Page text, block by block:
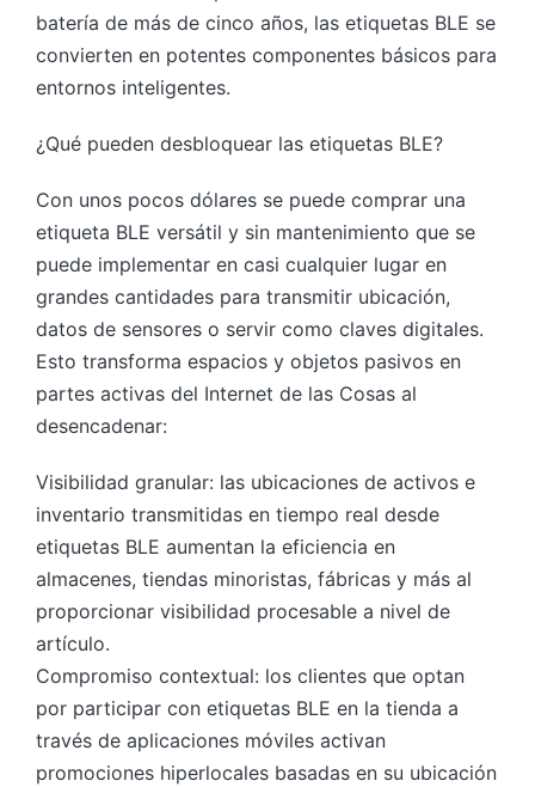
batería de más de cinco años, las etiquetas BLE se
convierten en potentes componentes básicos para
entornos inteligentes.
¿Qué pueden desbloquear las etiquetas BLE?
Con unos pocos dólares se puede comprar una
etiqueta BLE versátil y sin mantenimiento que se
puede implementar en casi cualquier lugar en
grandes cantidades para transmitir ubicación,
datos de sensores o servir como claves digitales.
Esto transforma espacios y objetos pasivos en
partes activas del Internet de las Cosas al
desencadenar:
Visibilidad granular: las ubicaciones de activos e
inventario transmitidas en tiempo real desde
etiquetas BLE aumentan la eficiencia en
almacenes, tiendas minoristas, fábricas y más al
proporcionar visibilidad procesable a nivel de
artículo.
Compromiso contextual: los clientes que optan
por participar con etiquetas BLE en la tienda a
través de aplicaciones móviles activan
promociones hiperlocales basadas en su ubicación